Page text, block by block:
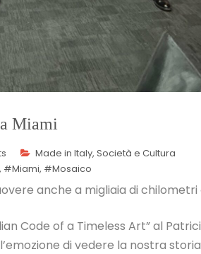
Miami
Made in Italy, Società e Cultura
, #Miami, #Mosaico
anche a migliaia di chilometri
Code of a Timeless Art” al
di vedere la nostra